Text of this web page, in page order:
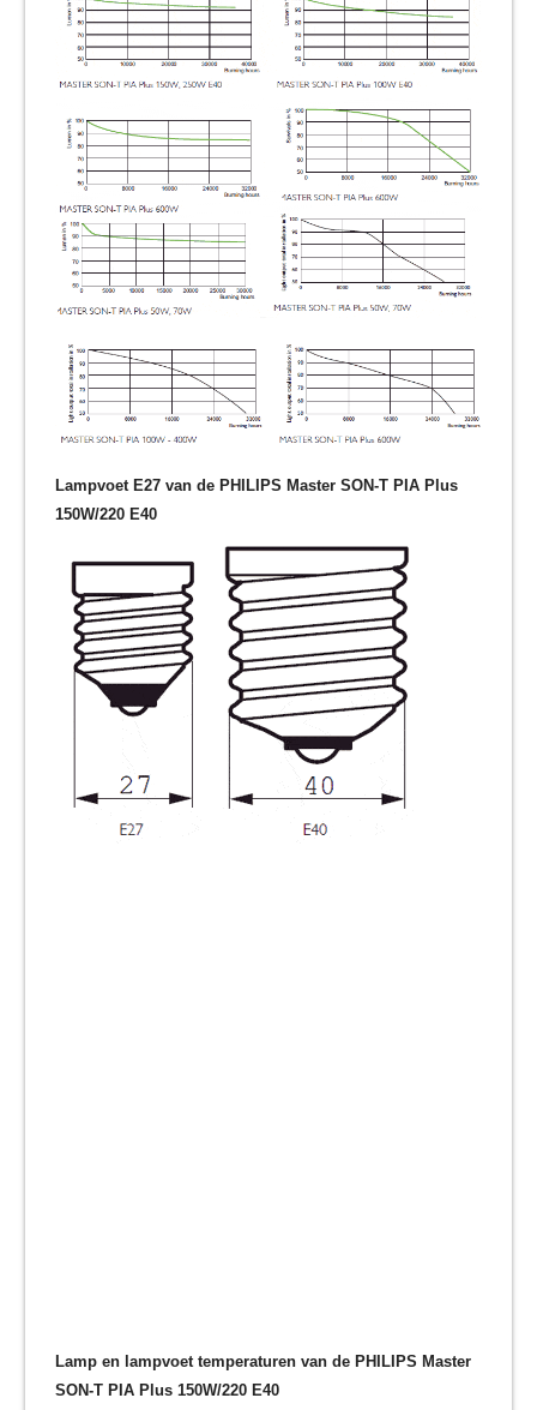
Lampvoet E27 van de PHILIPS Master SON-T PIA Plus
150W/220 E40
Lamp en lampvoet temperaturen van de PHILIPS Master
SON-T PIA Plus 150W/220 E40